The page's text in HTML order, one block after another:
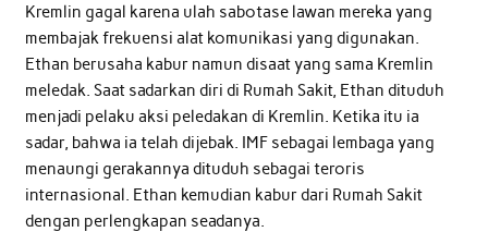
Kremlin gagal karena ulah sabotase lawan mereka yang
membajak frekuensi alat komunikasi yang digunakan.
Ethan berusaha kabur namun disaat yang sama Kremlin
meledak. Saat sadarkan diri di Rumah Sakit, Ethan dituduh
menjadi pelaku aksi peledakan di Kremlin. Ketika itu ia
sadar, bahwa ia telah dijebak. IMF sebagai lembaga yang
menaungi gerakannya dituduh sebagai teroris
internasional. Ethan kemudian kabur dari Rumah Sakit
dengan perlengkapan seadanya.